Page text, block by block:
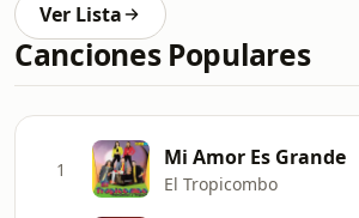
Ver Lista
Canciones Populares
1 Mi Amor Es Grande
El Tropicombo